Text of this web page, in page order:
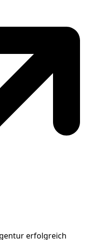
erfolgreich